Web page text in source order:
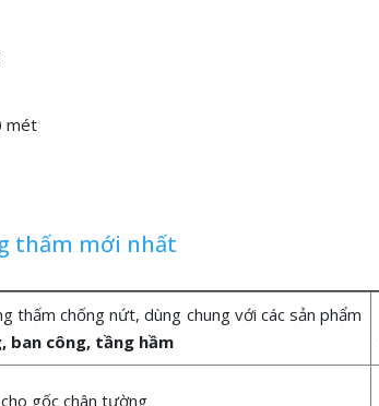
mét
thấm mới nhất
thấm chống nứt, dùng chung với các sản phẩm
ban công, tầng hầm
gốc chân tường